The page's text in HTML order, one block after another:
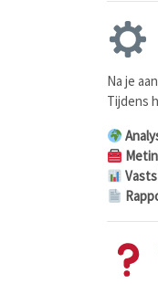
Na je
Tijdens